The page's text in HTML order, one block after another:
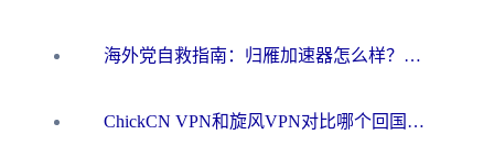
海外党自救指南：归雁加速器怎么样？教你避开坑实现国内资源无缝访问
ChickCN VPN和旋风VPN对比哪个回国效果更好？海外用户的选择困境与出路